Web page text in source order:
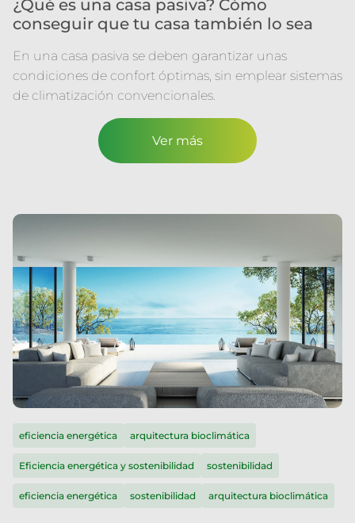
¿Qué es una casa pasiva? Cómo
conseguir que tu casa también lo sea
En una casa pasiva se deben garantizar unas
condiciones de confort óptimas, sin emplear sistemas
de climatización convencionales.
Ver más
eficiencia energética arquitectura bioclimática
Eficiencia energética y sostenibilidad sostenibilidad
eficiencia energética sostenibilidad arquitectura bioclimática